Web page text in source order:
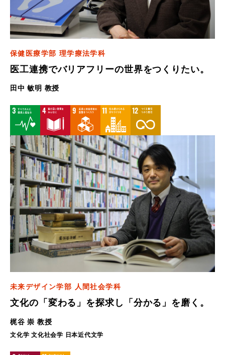
保健医療学部 理学療法学科
医工連携でバリアフリーの世界をつくりたい。
田中 敏明 教授
未来デザイン学部 人間社会学科
文化の「変わる」を探求し「分かる」を磨く。
梶谷 崇 教授
文化学 文化社会学 日本近代文学